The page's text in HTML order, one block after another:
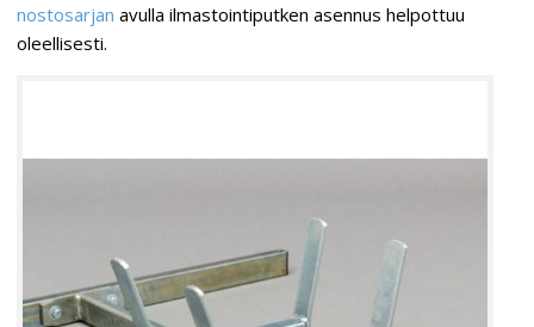
nostosarjan avulla ilmastointiputken asennus helpottuu
oleellisesti.